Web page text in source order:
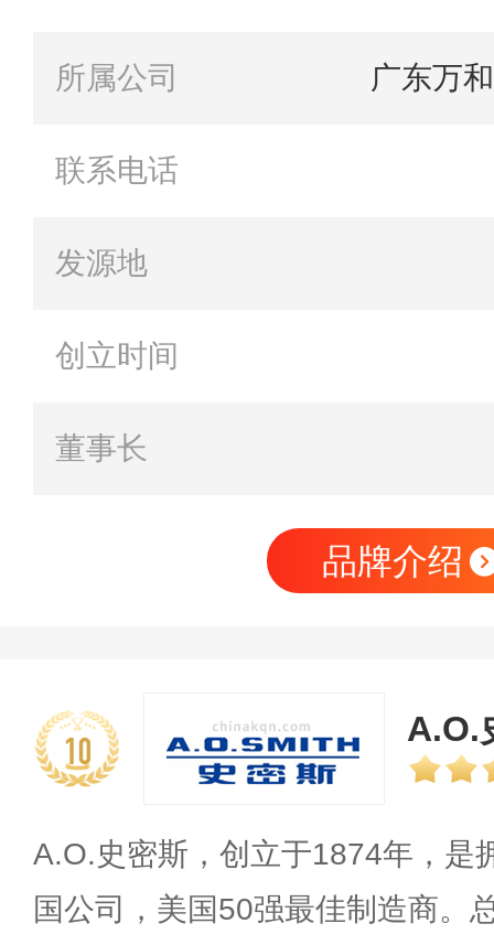
所属公司 广东万
联系电话
发源地
创立时间
董事长
品牌介绍
10 A.O.
A.O.史密斯，创立于1874年，是
国公司，美国50强最佳制造商。